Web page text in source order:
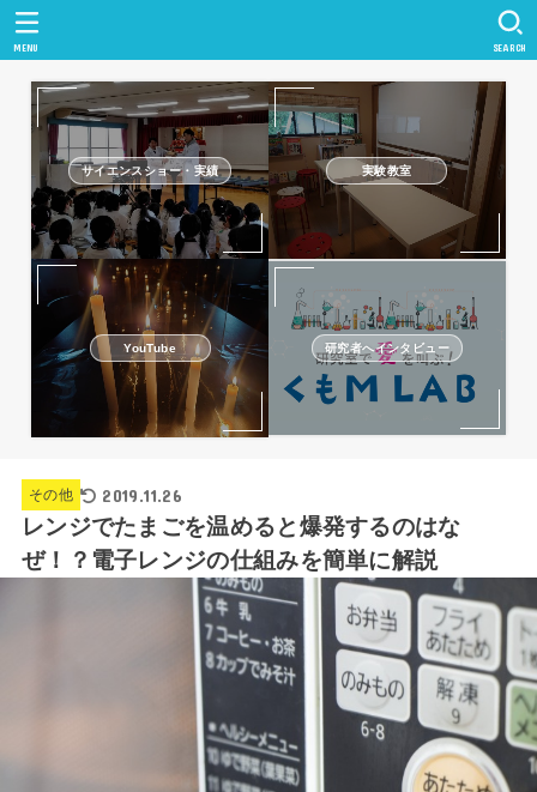
SEARCH
MENU
サイエンスショー・実績 実験教室
YouTube 研究者へインタビュー
その他 2019.11.26
レンジでたまごを温めると爆発するのはな
ぜ！？電子レンジの仕組みを簡単に解説